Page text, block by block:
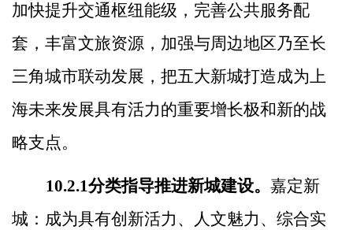
加快提升交通枢纽能级，完善公共服务配
套，丰富文旅资源，加强与周边地区乃至长
三角城市联动发展，把五大新城打造成为上
海未来发展具有活力的重要增长极和新的战
略支点。
10.2.1分类指导推进新城建设。 嘉定新
城：成为具有创新活力、人文魅力、综合实